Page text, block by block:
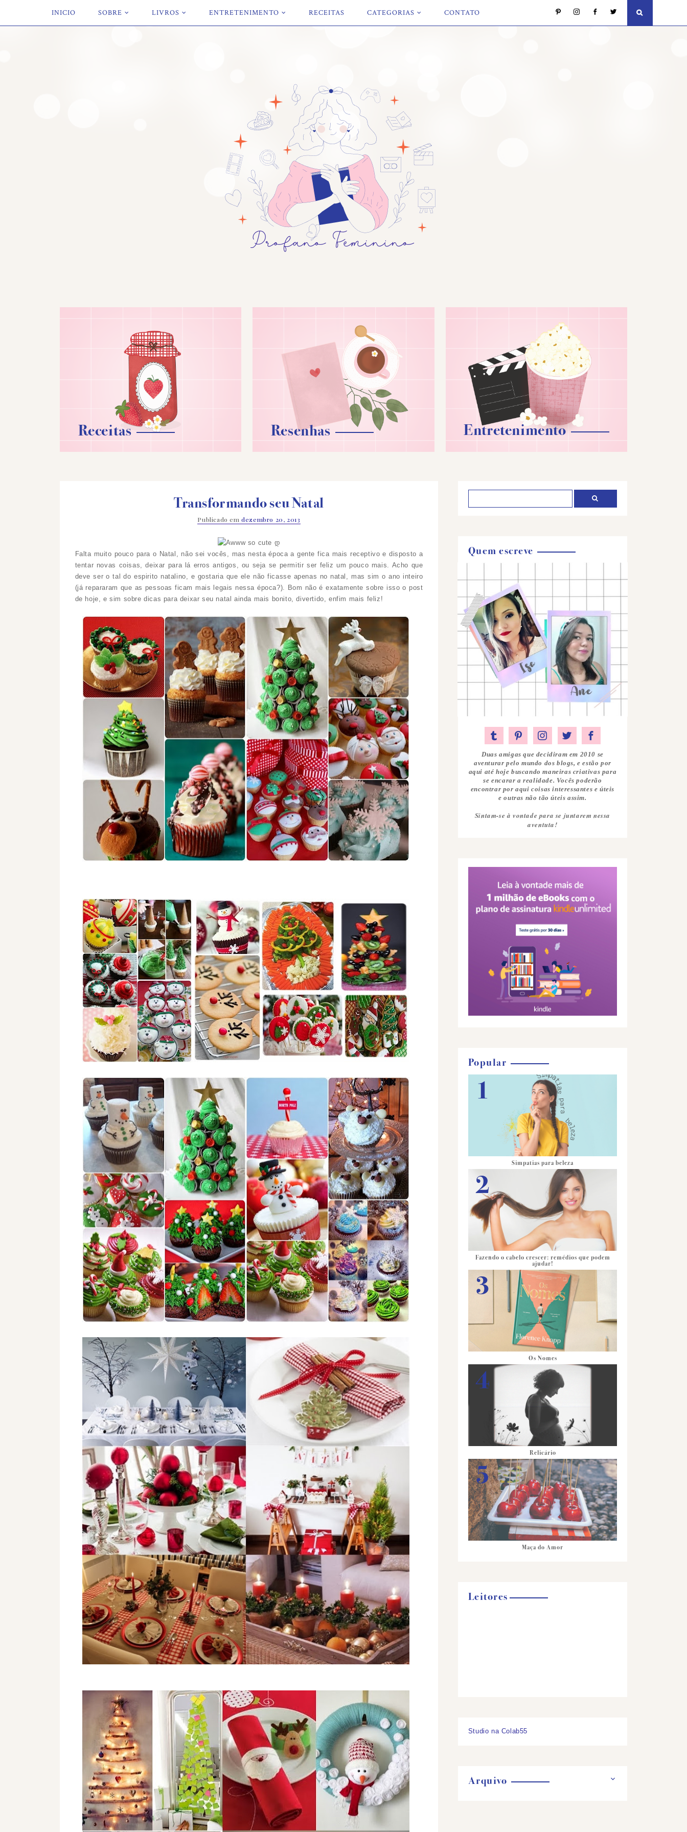
INICIO SOBRE LIVROS ENTRETENIMENTO RECEITAS CATEGORIAS CONTATO
Receitas Resenhas Entretenimento
Transformando seu Natal
Publicado emdezembro 20, 2013
Falta muito pouco para o Natal, não sei vocês, mas nesta época a gente fica mais receptivo e disposto a
tentar novas coisas, deixar para lá erros antigos, ou seja se permitir ser feliz um pouco mais. Acho que
deve ser o tal do espirito natalino, e gostaria que ele não ficasse apenas no natal, mas sim o ano inteiro
(já repararam que as pessoas ficam mais legais nessa época?). Bom não é exatamente sobre isso o post
de hoje, e sim sobre dicas para deixar seu natal ainda mais bonito, divertido, enfim mais feliz!
Quem escreve
Duas amigas que decidiram em 2010 se
aventurar pelo mundo dos blogs, e estão por
aqui até hoje buscando maneiras criativas para
se encarar a realidade. Vocês poderão
encontrar por aqui coisas interessantes e úteis
e outras não tão úteis assim.
Sintam-se à vontade para se juntarem nessa
aventuta!
Popular
Simpatias para beleza
Fazendo o cabelo crescer: remédios que podem
ajudar!
Os Nomes
Relicário
Maça do Amor
Leitores
Studio na Colab55
Arquivo